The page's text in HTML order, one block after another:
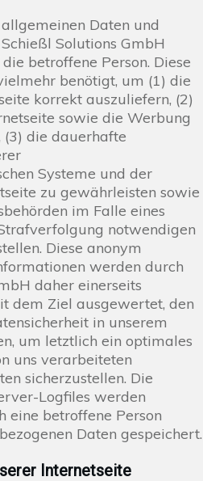
Daten und
Solutions GmbH
betroffene Person. Diese
benötigt, um (1) die
korrekt auszuliefern, (2)
sowie die Werbung
die dauerhafte
Systeme und der
zu gewährleisten sowie
im Falle eines
notwendigen
Diese anonym
werden durch
daher einerseits
dem Ziel ausgewertet, den
in unserem
um letztlich ein optimales
uns verarbeiteten
sicherzustellen. Die
Logfiles werden
eine betroffene Person
Daten gespeichert.
Internetseite